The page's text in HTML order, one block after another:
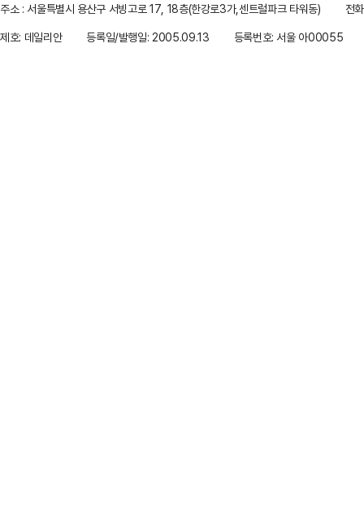
주소 : 서울특별시 용산구 서빙고로 17, 18층(한강로3가,센트럴파크 타워동)
전
제호: 데일리안
등록일/발행일: 2005.09.13 등록번호: 서울 아00055